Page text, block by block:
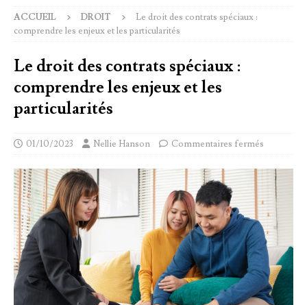
ACCUEIL DROIT
Le droit des contrats spéciaux :
comprendre les enjeux et les particularités
Le droit des contrats spéciaux :
comprendre les enjeux et les
particularités
01/10/2023 Nellie Hanson Commentaires fermés